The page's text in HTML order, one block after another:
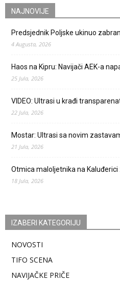
NAJNOVIJE
Predsjednik Poljske ukinuo
4 Augusta, 2026
Haos na Kipru: Navijači AEK-a
25 Jula, 2026
VIDEO: Ultrasi u krađi
22 Jula, 2026
Mostar: Ultrasi sa novim
21 Jula, 2026
Otmica maloljetnika na Kaluđerici
18 Jula, 2026
IZABERI KATEGORIJU
NOVOSTI
TIFO SCENA
NAVIJAČKE PRIČE